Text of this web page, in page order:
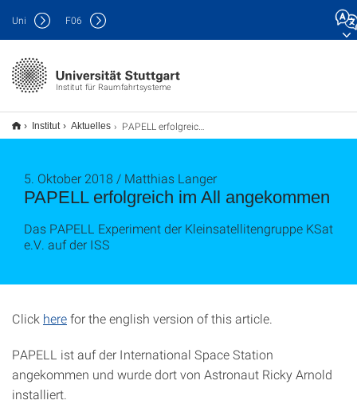
Institut für Raumfahrtsysteme
Uni F06
Institut Aktuelles PAPELL erfolgreich im All angekommen
PAPELL erfolgreich im All angekommen
5. Oktober 2018 / Matthias Langer
Das PAPELL Experiment der Kleinsatellitengruppe KSat
e.V. auf der ISS
Click herefor the english version of this article.
PAPELL ist auf der International Space Station
angekommen und wurde dort von Astronaut Ricky Arnold
installiert.